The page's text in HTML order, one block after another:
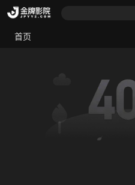
首页